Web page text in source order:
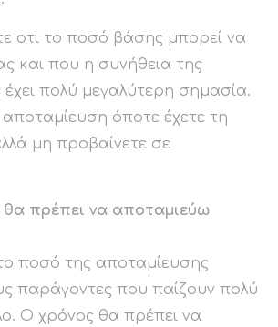
οτι το ποσό βάσης μπορεί να
και που η συνήθεια της
πολύ μεγαλύτερη σημασία.
αποταμίευση όποτε έχετε τη
μη προβαίνετε σε
πρέπει να αποταμιεύω
ποσό της αποταμίευσης
παράγοντες που παίζουν πολύ
Ο χρόνος θα πρέπει να